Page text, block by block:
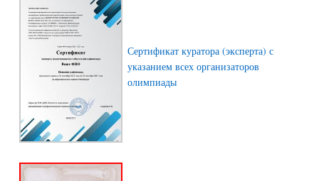
Сертификат куратора (эксперта) с
указанием всех организаторов
олимпиады